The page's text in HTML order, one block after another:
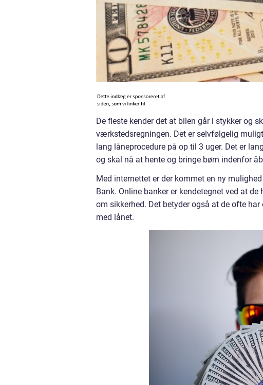
De fleste kender det at bilen går i stykker og
værkstedsregningen. Det er selvfølgelig
lang låneprocedure på op til 3 uger. Det er
og skal nå at hente og bringe børn indenfor
Med internettet er der kommet en ny
Bank. Online banker er kendetegnet ved at
om sikkerhed. Det betyder også at de ofte
med lånet.